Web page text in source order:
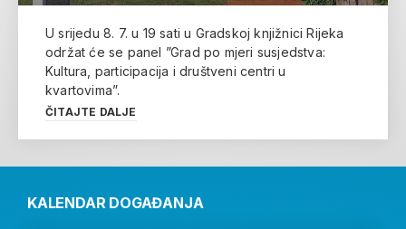
U srijedu 8. 7. u 19 sati u Gradskoj knjižnici Rijeka
održat će se panel ”Grad po mjeri susjedstva:
Kultura, participacija i društveni centri u
kvartovima”.
ČITAJTE DALJE
KALENDAR DOGAĐANJA